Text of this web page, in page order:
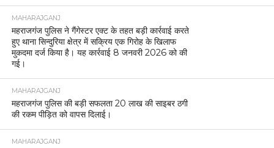
MAHARAJGANJ
महराजगंज पुलिस ने गैंगेस्टर एक्ट के तहत बड़ी कार्रवाई करते
हुए थाना सिन्दुरिया क्षेत्र में सक्रिय एक गिरोह के खिलाफ
मुकदमा दर्ज किया है। यह कार्रवाई 8 जनवरी 2026 को की
गई।
MAHARAJGANJ
महराजगंज पुलिस की बड़ी सफलता 20 लाख की साइबर ठगी
की रकम पीड़ित को वापस दिलाई।
MAHARAJGANJ